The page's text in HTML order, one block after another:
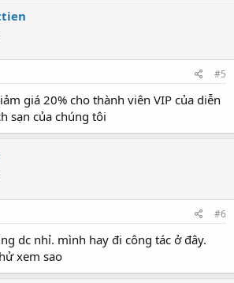
#5
giá 20% cho thành viên VIP của diễn
sạn của chúng tôi
#6
dc nhỉ. mình hay đi công tác ở đây.
xem sao